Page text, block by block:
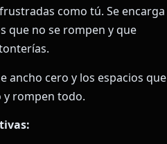
como tú. Se encarga
que no se rompen y que
ancho cero y los espacios que
y rompen todo.